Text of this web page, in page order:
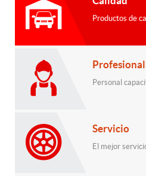
Productos de
Personal
Servicio
El mejor